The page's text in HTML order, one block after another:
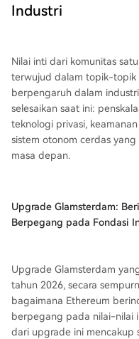
Industri
Nilai inti dari komunitas
terwujud dalam topik-topik
berpengaruh dalam
selesaikan saat ini:
teknologi privasi,
sistem otonom cerdas
masa depan.
Upgrade Glamsterdam:
Berpegang pada Fondasi
Upgrade Glamsterdam
tahun 2026, secara
bagaimana Ethereum
berpegang pada nilai-nilai
dari upgrade ini mencakup